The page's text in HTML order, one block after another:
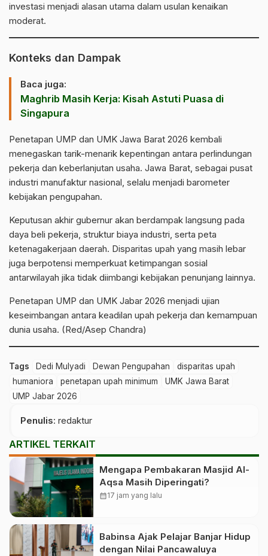
investasi menjadi alasan utama dalam usulan kenaikan
moderat.
Konteks dan Dampak
Baca juga:
Maghrib Masih Kerja: Kisah Astuti Puasa di
Singapura
Penetapan UMP dan UMK Jawa Barat 2026 kembali
menegaskan tarik-menarik kepentingan antara perlindungan
pekerja dan keberlanjutan usaha. Jawa Barat, sebagai pusat
industri manufaktur nasional, selalu menjadi barometer
kebijakan pengupahan.
Keputusan akhir gubernur akan berdampak langsung pada
daya beli pekerja, struktur biaya industri, serta peta
ketenagakerjaan daerah. Disparitas upah yang masih lebar
juga berpotensi memperkuat ketimpangan sosial
antarwilayah jika tidak diimbangi kebijakan penunjang lainnya.
Penetapan UMP dan UMK Jabar 2026 menjadi ujian
keseimbangan antara keadilan upah pekerja dan kemampuan
dunia usaha. (Red/Asep Chandra)
Tags Dedi Mulyadi Dewan Pengupahan
disparitas upah
humaniora
penetapan upah minimum
UMK Jawa Barat
UMP Jabar 2026
Penulis: redaktur
ARTIKEL TERKAIT
Mengapa Pembakaran Masjid Al-
Aqsa Masih Diperingati?
calendar_month17 jam yang lalu
Babinsa Ajak Pelajar Banjar Hidup
dengan Nilai Pancawaluya